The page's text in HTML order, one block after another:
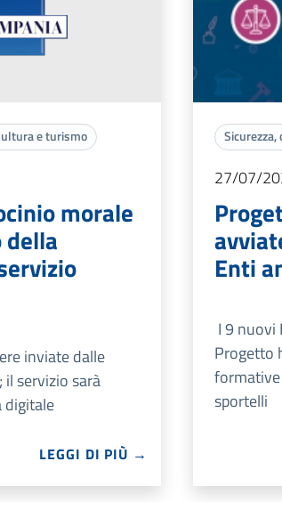
e turismo
morale
della
inviate dalle
servizio sarà
digitale
LEGGI DI PIÙ →
27/07/
Enti
I 9 nuovi
Progetto
sportelli